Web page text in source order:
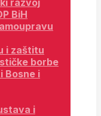
razvoj
BiH
i zaštitu
borbe
Bosne i
i